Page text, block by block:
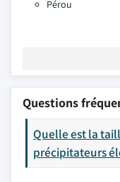
Pérou
Questions
Quelle est la
précipitateurs